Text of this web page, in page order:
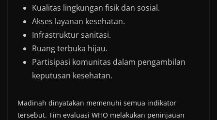
Kualitas lingkungan fisik dan sosial.
Akses layanan kesehatan.
Infrastruktur sanitasi.
Ruang terbuka hijau.
Partisipasi komunitas dalam pengambilan
keputusan kesehatan.
Madinah dinyatakan memenuhi semua indikator
tersebut. Tim evaluasi WHO melakukan peninjauan